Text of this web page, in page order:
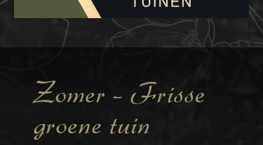
BLOG
CONTACT
Zomer – Frisse
groene tuin